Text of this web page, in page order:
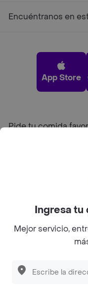
Encuéntranos en
App Store
Pide tu comida
Sobre Rappi
©2026
Ingresa tu
Mejor servicio,